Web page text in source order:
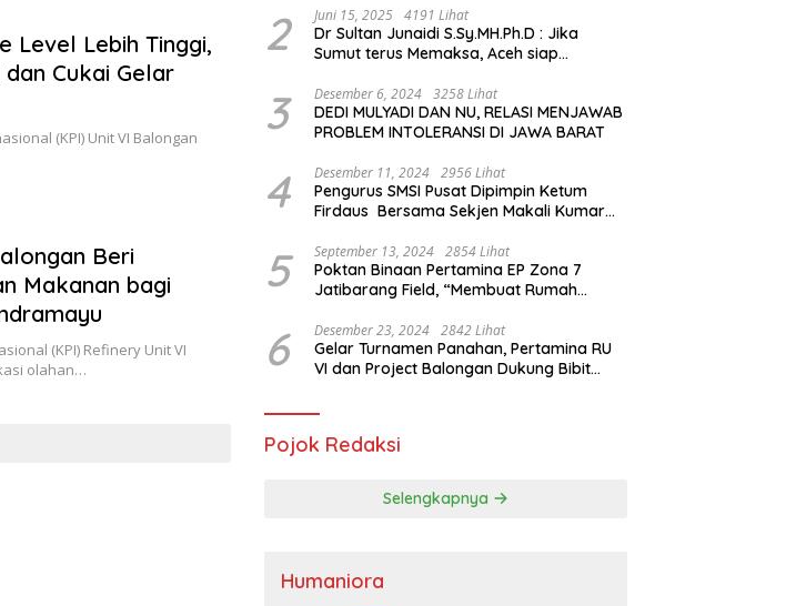
Level Lebih Tinggi,
Cukai Gelar
(KPI) Unit VI Balongan
Beri
Makanan bagi
(KPI) Refinery Unit VI
olahan…
2 Juni 15, 2025 4191 Lihat
Dr Sultan Junaidi S.Sy.MH.Ph.D : Jika
Sumut terus Memaksa, Aceh siap
Internasional
3 Desember 6, 2024 3258 Lihat
DEDI MULYADI DAN NU, RELASI MENJAWAB
PROBLEM INTOLERANSI DI JAWA BARAT
4 Desember 11, 2024 2956 Lihat
Pengurus SMSI Pusat Dipimpin Ketum
Firdaus Bersama Sekjen Makali Kumar
Yusuf
5 September 13, 2024 2854 Lihat
Poktan Binaan Pertamina EP Zona 7
Jatibarang Field, “Membuat Rumah
Tikus
6 Desember 23, 2024 2842 Lihat
Gelar Turnamen Panahan, Pertamina RU
VI dan Project Balongan Dukung Bibit
Pojok Redaksi
Selengkapnya
Humaniora